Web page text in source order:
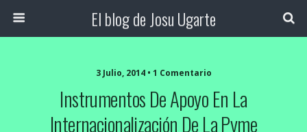
El blog de Josu Ugarte
3 Julio, 2014 • 1 Comentario
Instrumentos De Apoyo En La
Internacionalización De La Pyme